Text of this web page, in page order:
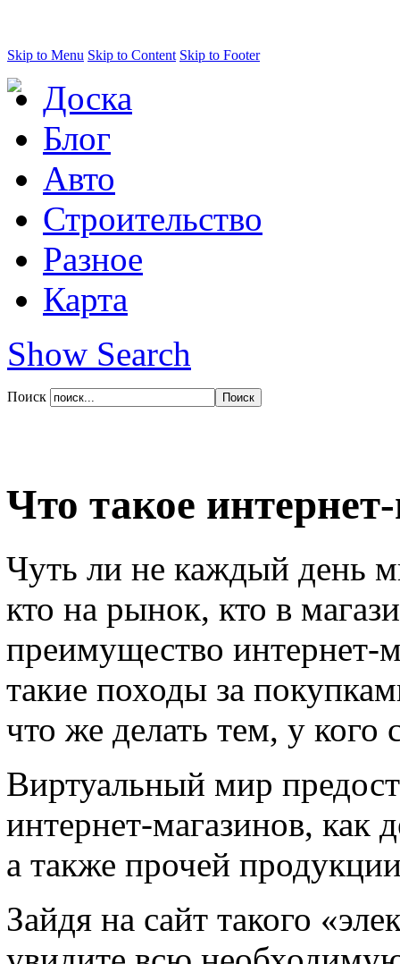
Skip to Menu Skip to Content Skip to Footer
Доска
Блог
Авто
Строительство
Разное
Карта
Show Search
Поиск
Что такое
Чуть ли не каждый день
кто на рынок, кто в
преимущество интернет-
такие походы за
что же делать тем, у
Виртуальный мир
интернет-магазинов, как
а также прочей
Зайдя на сайт такого